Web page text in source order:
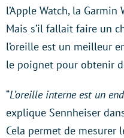
l’Apple Watch, la Garmin
Mais s’il fallait faire un
l’oreille est un meilleur
le poignet pour obtenir
“L’oreille interne est un
explique Sennheiser
Cela permet de mesurer